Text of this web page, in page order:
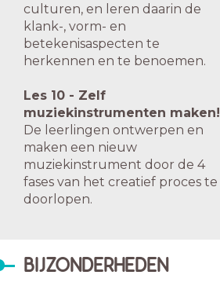
culturen, en leren daarin de
klank-, vorm- en
betekenisaspecten te
herkennen en te benoemen.
Les 10 - Zelf
muziekinstrumenten maken!
De leerlingen ontwerpen en
maken een nieuw
muziekinstrument door de 4
fases van het creatief proces te
doorlopen.
BIJZONDERHEDEN